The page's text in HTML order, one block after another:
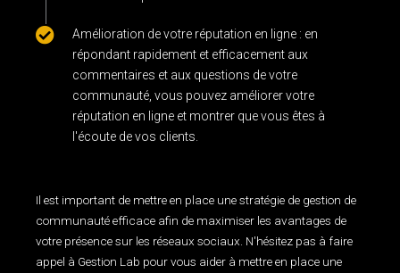
Amélioration de votre réputation en ligne : en
répondant rapidement et efficacement aux
commentaires et aux questions de votre
communauté, vous pouvez améliorer votre
réputation en ligne et montrer que vous êtes à
l'écoute de vos clients.
Il est important de mettre en place une stratégie de gestion de
communauté efficace afin de maximiser les avantages de
votre présence sur les réseaux sociaux. N'hésitez pas à faire
appel à Gestion Lab pour vous aider à mettre en place une